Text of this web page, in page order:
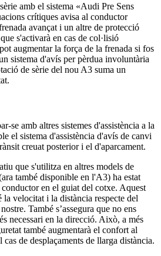
amb el sistema «Audi Pre Sens
crítiques avisa al conductor
avançat i un altre de protecció
s'activarà en cas de col·lisió
augmentar la força de la frenada si fos
sistema d'avís per pèrdua involuntària
de sèrie del nou A3 suma un
se amb altres sistemes d'assistència a la
el sistema d'assistència d'avís de canvi
creuat posterior i el d'aparcament.
que s'utilitza en altres models de
també disponible en l'A3) ha estat
en el guiat del cotxe. Aquest
la velocitat i la distància respecte del
També s’assegura que no ens
necessari en la direcció. Això, a més
també augmentarà el confort al
de desplaçaments de llarga distància.